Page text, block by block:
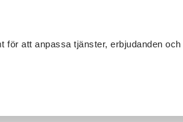
att anpassa tjänster, erbjudanden